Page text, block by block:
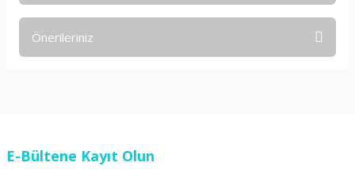
Önerileriniz
Ürün resmi kalitesiz, bozuk veya görüntülenemiyor.
E-Bültene Kayıt Olun